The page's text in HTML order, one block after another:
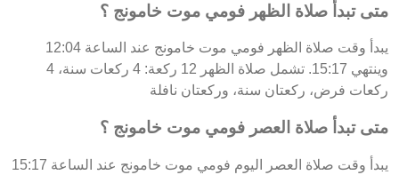
متى تبدأ صلاة الظهر فومي موت خامونج ؟
يبدأ وقت صلاة الظهر فومي موت خامونج عند الساعة 12:04
وينتهي 15:17. تشمل صلاة الظهر 12 ركعة: 4 ركعات سنة، 4
ركعات فرض، ركعتان سنة، وركعتان نافلة
متى تبدأ صلاة العصر فومي موت خامونج ؟
يبدأ وقت صلاة العصر اليوم فومي موت خامونج عند الساعة 15:17